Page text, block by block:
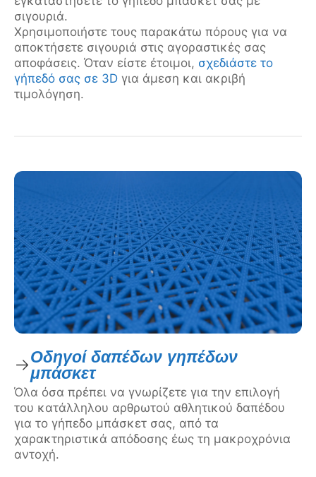
σιγουριά.
Χρησιμοποιήστε τους παρακάτω πόρους για να
αποκτήσετε σιγουριά στις αγοραστικές σας
αποφάσεις. Όταν είστε έτοιμοι, σχεδιάστε το
γήπεδό σας σε 3D για άμεση και ακριβή
τιμολόγηση.
Οδηγοί δαπέδων γηπέδων
μπάσκετ
Όλα όσα πρέπει να γνωρίζετε για την επιλογή
του κατάλληλου αρθρωτού αθλητικού δαπέδου
για το γήπεδο μπάσκετ σας, από τα
χαρακτηριστικά απόδοσης έως τη μακροχρόνια
αντοχή.